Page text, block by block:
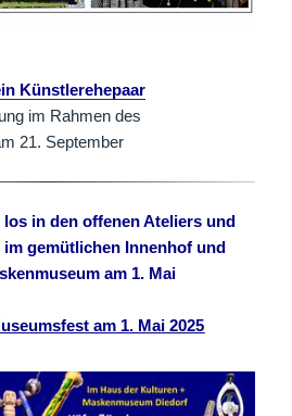
Künstlerehepaar
im Rahmen des
21. September
in den offenen Ateliers und
gemütlichen Innenhof und
am 1. Mai
am 1. Mai 2025